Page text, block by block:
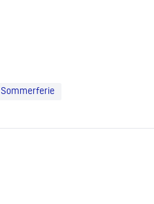
Sommerferie